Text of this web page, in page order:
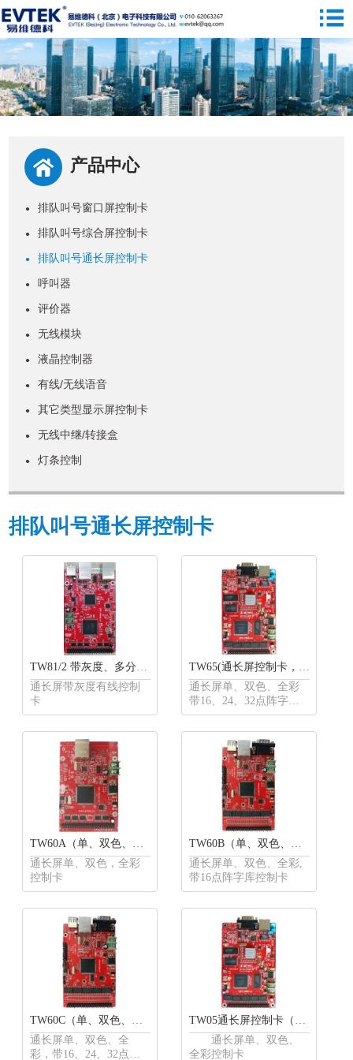
产品中心
● 排队叫号窗口屏控制卡
● 排队叫号综合屏控制卡
● 排队叫号通长屏控制卡
● 呼叫器
● 评价器
● 无线模块
● 液晶控制器
● 有线/无线语音
● 其它类型显示屏控制卡
● 无线中继/转接盒
● 灯条控制
排队叫号通长屏控制卡
TW81/2 带灰度、多分区、可级联通长屏控制卡
通长屏带灰度有线控制
卡
通长屏单、双色、全彩
带16、24、32点阵字库
控制卡
通长屏单、双色，全彩
控制卡
通长屏单、双色、全彩,
带16点阵字库控制卡
通长屏单、双色、全
彩，带16、24、32点阵
通长屏单、双色、
全彩控制卡